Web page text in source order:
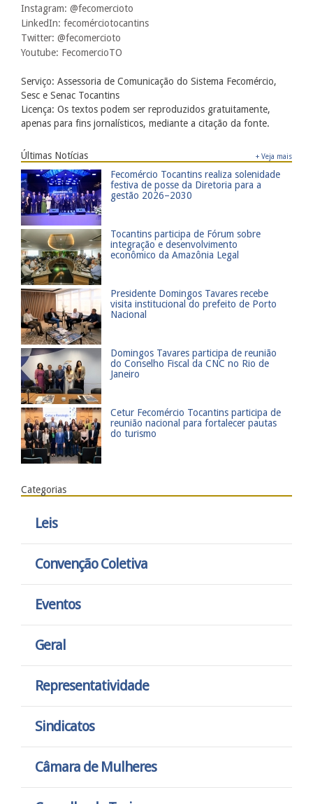
Instagram: @‌fecomercioto
LinkedIn: fecomérciotocantins
Twitter: @‌fecomercioto
Youtube: FecomercioTO
Serviço: Assessoria de Comunicação do Sistema Fecomércio,
Sesc e Senac Tocantins
Licença: Os textos podem ser reproduzidos gratuitamente,
apenas para fins jornalísticos, mediante a citação da fonte.
Últimas Notícias + Veja mais
​Fecomércio Tocantins realiza solenidade
festiva de posse da Diretoria para a
gestão 2026–2030
​Tocantins participa de Fórum sobre
integração e desenvolvimento
econômico da Amazônia Legal
Presidente Domingos Tavares recebe
visita institucional do prefeito de Porto
Nacional
​Domingos Tavares participa de reunião
do Conselho Fiscal da CNC no Rio de
Janeiro
​Cetur Fecomércio Tocantins participa de
reunião nacional para fortalecer pautas
do turismo
Categorias
Leis
Convenção Coletiva
Eventos
Geral
Representatividade
Sindicatos
Câmara de Mulheres